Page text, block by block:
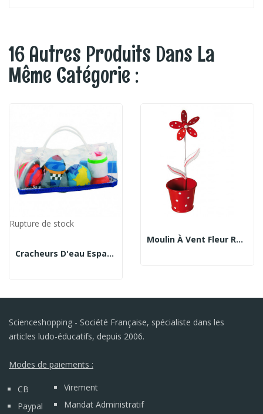
16 Autres Produits Dans La
Même Catégorie :
Rupture de stock
Cracheurs D'eau Espace
Moulin À Vent Fleur Rouge À Pois
Scienceshopping - Société Française, spécialiste dans les
articles ludo-éducatifs, depuis 2006.
Modes de paiements :
CB
Paypal
Virement
Mandat Administratif